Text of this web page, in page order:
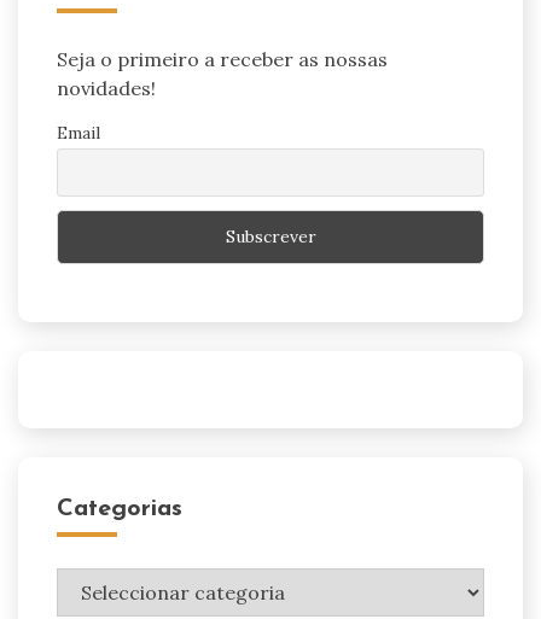
Seja o primeiro a receber as nossas
novidades!
Email
Categorias
Categorias